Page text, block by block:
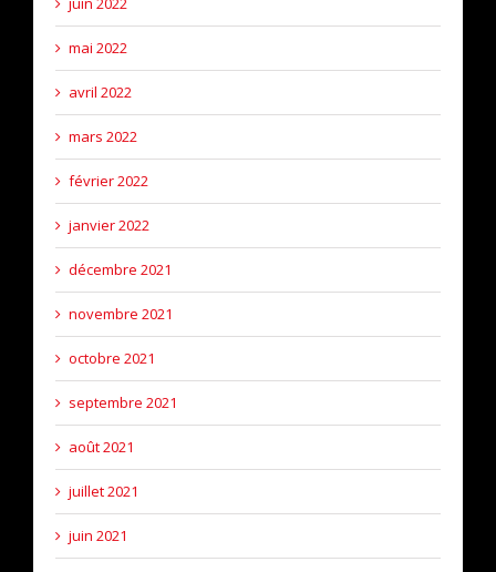
mai 2022
avril 2022
mars 2022
février 2022
janvier 2022
décembre 2021
novembre 2021
octobre 2021
septembre 2021
août 2021
juillet 2021
juin 2021